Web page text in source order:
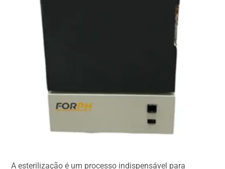
A esterilização é um processo indispensável para